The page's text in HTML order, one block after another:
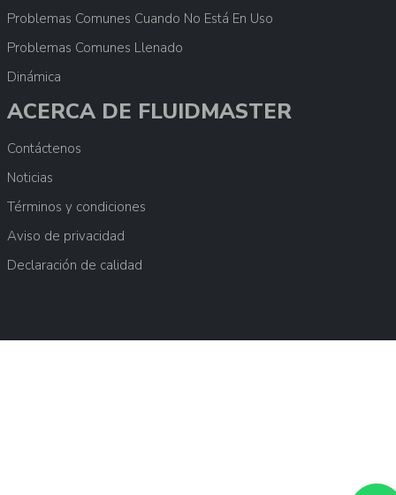
Problemas Comunes Cuando No Está En Uso
Problemas Comunes Llenado
Dinámica
ACERCA DE FLUIDMASTER
Contáctenos
Noticias
Términos y condiciones
Aviso de privacidad
Declaración de calidad